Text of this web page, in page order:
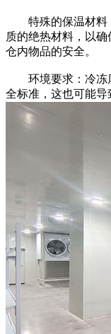
特殊的保温材料
质的绝热材料，以
仓内物品的安全。
环境要求：冷冻
全标准，这也可能导